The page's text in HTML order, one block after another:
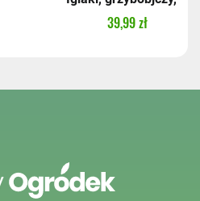
39,99 zł